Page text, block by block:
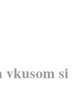
vkusom si